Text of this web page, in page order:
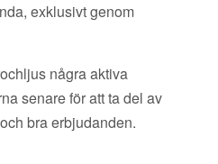
exklusivt genom
några aktiva
senare för att ta del av
bra erbjudanden.